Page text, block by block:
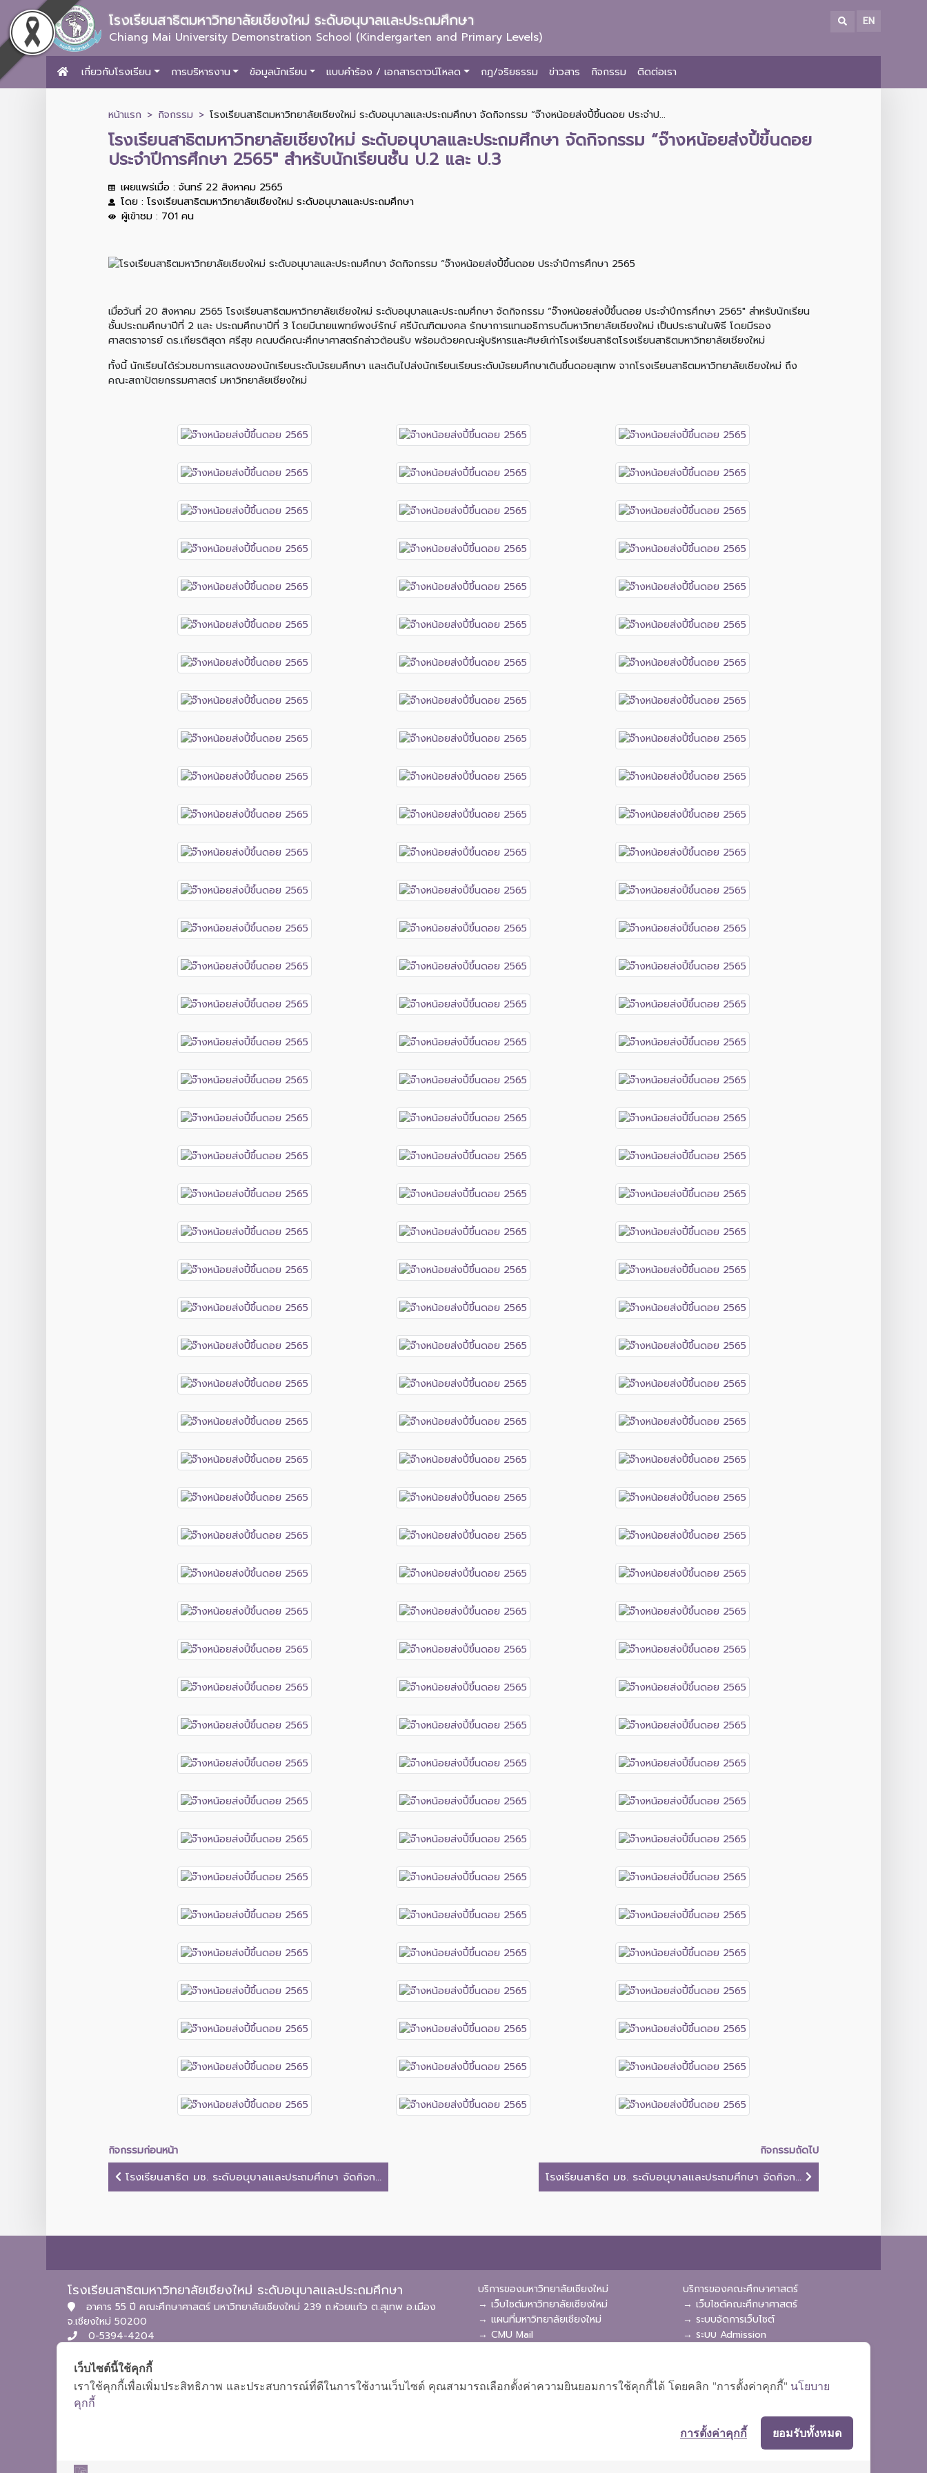
โรงเรียนสาธิตมหาวิทยาลัยเชียงใหม่ ระดับอนุบาลและประถมศึกษา
Chiang Mai University Demonstration School (Kindergarten and Primary Levels)
EN
เกี่ยวกับโรงเรียน การบริหารงาน ข้อมูลนักเรียน แบบคำร้อง / เอกสารดาวน์โหลด กฎ/จริยธรรม ข่าวสาร กิจกรรม ติดต่อเรา
หน้าแรก กิจกรรม โรงเรียนสาธิตมหาวิทยาลัยเชียงใหม่ ระดับอนุบาลและประถมศึกษา จัดกิจกรรม “จ๊างหน้อยส่งปี้ขึ้นดอย ประจำป...
โรงเรียนสาธิตมหาวิทยาลัยเชียงใหม่ ระดับอนุบาลและประถมศึกษา จัดกิจกรรม “จ๊างหน้อยส่งปี้ขึ้นดอย
ประจำปีการศึกษา 2565" สำหรับนักเรียนชั้น ป.2 และ ป.3
เผยแพร่เมื่อ : จันทร์ 22 สิงหาคม 2565
โดย : โรงเรียนสาธิตมหาวิทยาลัยเชียงใหม่ ระดับอนุบาลและประถมศึกษา
ผู้เข้าชม : 701 คน
เมื่อวันที่ 20 สิงหาคม 2565 โรงเรียนสาธิตมหาวิทยาลัยเชียงใหม่ ระดับอนุบาลและประถมศึกษา จัดกิจกรรม “จ๊างหน้อยส่งปี้ขึ้นดอย ประจำปีการศึกษา 2565" สำหรับนักเรียน
ชั้นประถมศึกษาปีที่ 2 และ ประถมศึกษาปีที่ 3 โดยมีนายแพทย์พงษ์รักษ์ ศรีบัณฑิตมงคล รักษาการแทนอธิการบดีมหาวิทยาลัยเชียงใหม่ เป็นประธานในพิธี โดยมีรอง
ศาสตราจารย์ ดร.เกียรติสุดา ศรีสุข คณบดีคณะศึกษาศาสตร์กล่าวต้อนรับ พร้อมด้วยคณะผู้บริหารและศิษย์เก่าโรงเรียนสาธิตโรงเรียนสาธิตมหาวิทยาลัยเชียงใหม่
ทั้งนี้ นักเรียนได้ร่วมชมการแสดงของนักเรียนระดับมัธยมศึกษา และเดินไปส่งนักเรียนเรียนระดับมัธยมศึกษาเดินขึ้นดอยสุเทพ จากโรงเรียนสาธิตมหาวิทยาลัยเชียงใหม่ ถึง
คณะสถาปัตยกรรมศาสตร์ มหาวิทยาลัยเชียงใหม่
กิจกรรมก่อนหน้า
กิจกรรมถัดไป
โรงเรียนสาธิต มช. ระดับอนุบาลและประถมศึกษา จัดกิจก...
โรงเรียนสาธิต มช. ระดับอนุบาลและประถมศึกษา จัดกิจก...
โรงเรียนสาธิตมหาวิทยาลัยเชียงใหม่ ระดับอนุบาลและประถมศึกษา
อาคาร 55 ปี คณะศึกษาศาสตร์ มหาวิทยาลัยเชียงใหม่ 239 ถ.ห้วยแก้ว ต.สุเทพ อ.เมือง
จ.เชียงใหม่ 50200
0-5394-4204
บริการของมหาวิทยาลัยเชียงใหม่
→ เว็บไซต์มหาวิทยาลัยเชียงใหม่
→ แผนที่มหาวิทยาลัยเชียงใหม่
→ CMU Mail
→ CMU WiFi
บริการของคณะศึกษาศาสตร์
→ เว็บไซต์คณะศึกษาศาสตร์
→ ระบบจัดการเว็บไซต์
→ ระบบ Admission
เว็บไซต์นี้ใช้คุกกี้
เราใช้คุกกี้เพื่อเพิ่มประสิทธิภาพ และประสบการณ์ที่ดีในการใช้งานเว็บไซต์ คุณสามารถเลือกตั้งค่าความยินยอมการใช้คุกกี้ได้ โดยคลิก "การตั้งค่าคุกกี้" นโยบาย
คุกกี้
ยอมรับทั้งหมด
การตั้งค่าคุกกี้